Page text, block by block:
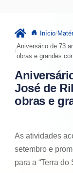
Início
Aniversário de 73
obras e grandes
José de
obras e
As atividades
setembro e
para a “Terra